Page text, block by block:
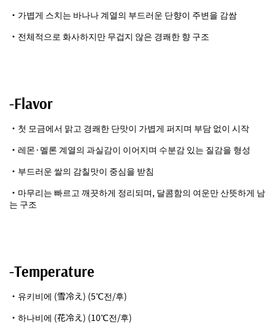
・가볍게 스치는 바나나 계열의 부드러운 단향이 주변을 감쌈
・전체적으로 화사하지만 무겁지 않은 경쾌한 향 구조
-Flavor
・첫 모금에서 맑고 경쾌한 단맛이 가볍게 퍼지며 부담 없이 시작
・레몬·멜론 계열의 과실감이 이어지며 수분감 있는 질감을 형성
・부드러운 쌀의 감칠맛이 중심을 받침
・마무리는 빠르고 깨끗하게 정리되며, 달콤함의 여운만 산뜻하게 남
는 구조
-Temperature
・유키비에 (雪冷え) (5℃전/후)
・하나비에 (花冷え) (10℃전/후)